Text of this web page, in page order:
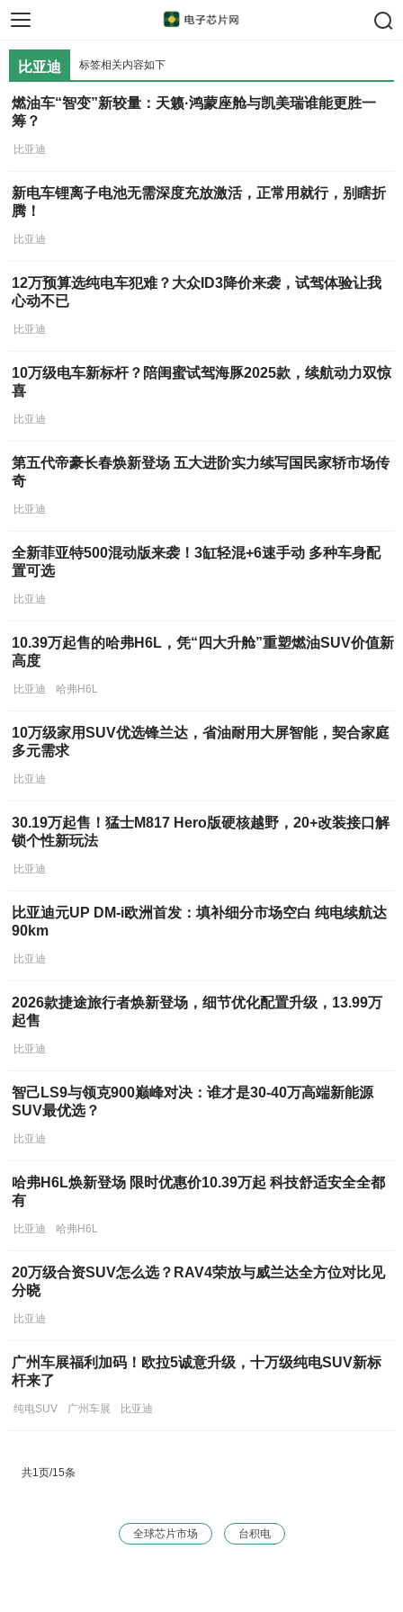
比亚迪 标签相关内容如下
燃油车“智变”新较量：天籁·鸿蒙座舱与凯美瑞谁能更胜一
筹？
比亚迪
新电车锂离子电池无需深度充放激活，正常用就行，别瞎折
腾！
比亚迪
12万预算选纯电车犯难？大众ID3降价来袭，试驾体验让我
心动不已
比亚迪
10万级电车新标杆？陪闺蜜试驾海豚2025款，续航动力双惊
喜
比亚迪
第五代帝豪长春焕新登场 五大进阶实力续写国民家轿市场传
奇
比亚迪
全新菲亚特500混动版来袭！3缸轻混+6速手动 多种车身配
置可选
比亚迪
10.39万起售的哈弗H6L，凭“四大升舱”重塑燃油SUV价值新
高度
比亚迪 哈弗H6L
10万级家用SUV优选锋兰达，省油耐用大屏智能，契合家庭
多元需求
比亚迪
30.19万起售！猛士M817 Hero版硬核越野，20+改装接口解
锁个性新玩法
比亚迪
比亚迪元UP DM-i欧洲首发：填补细分市场空白 纯电续航达
90km
比亚迪
2026款捷途旅行者焕新登场，细节优化配置升级，13.99万
起售
比亚迪
智己LS9与领克900巅峰对决：谁才是30-40万高端新能源
SUV最优选？
比亚迪
哈弗H6L焕新登场 限时优惠价10.39万起 科技舒适安全全都
有
比亚迪 哈弗H6L
20万级合资SUV怎么选？RAV4荣放与威兰达全方位对比见
分晓
比亚迪
广州车展福利加码！欧拉5诚意升级，十万级纯电SUV新标
杆来了
纯电SUV 广州车展 比亚迪
共1页/15条
全球芯片市场 台积电